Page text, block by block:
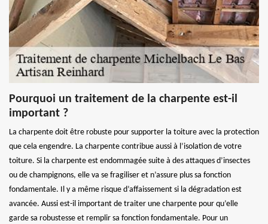
Pourquoi un traitement de la charpente est-il
important ?
La charpente doit être robuste pour supporter la toiture avec la protection
que cela engendre. La charpente contribue aussi à l’isolation de votre
toiture. Si la charpente est endommagée suite à des attaques d’insectes
ou de champignons, elle va se fragiliser et n’assure plus sa fonction
fondamentale. Il y a même risque d’affaissement si la dégradation est
avancée. Aussi est-il important de traiter une charpente pour qu’elle
garde sa robustesse et remplir sa fonction fondamentale. Pour un